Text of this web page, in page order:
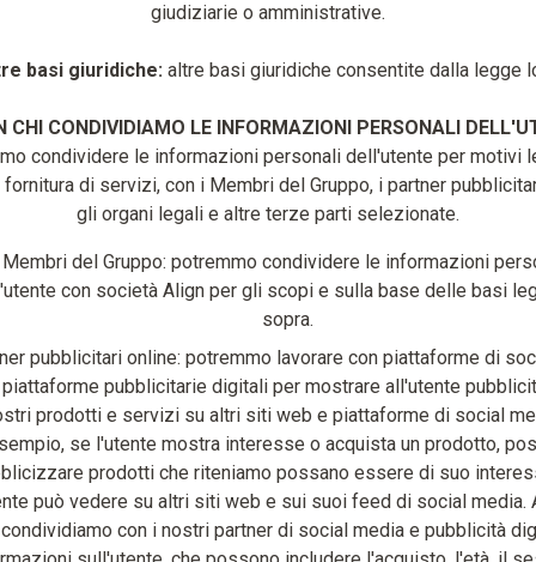
giudiziarie o amministrative.
basi giuridiche: altre basi giuridiche consentite dalla legge
CHI CONDIVIDIAMO LE INFORMAZIONI PERSONALI
condividere le informazioni personali dell'utente per motivi
di servizi, con i Membri del Gruppo, i partner
gli organi legali e altre terze parti selezionate.
Membri del Gruppo: potremmo condividere le informazioni
con società Align per gli scopi e sulla base delle basi
sopra.
pubblicitari online: potremmo lavorare con piattaforme di
pubblicitarie digitali per mostrare all'utente
prodotti e servizi su altri siti web e piattaforme di social
se l'utente mostra interesse o acquista un prodotto,
prodotti che riteniamo possano essere di suo
può vedere su altri siti web e sui suoi feed di social media.
condividiamo con i nostri partner di social media e pubblicità